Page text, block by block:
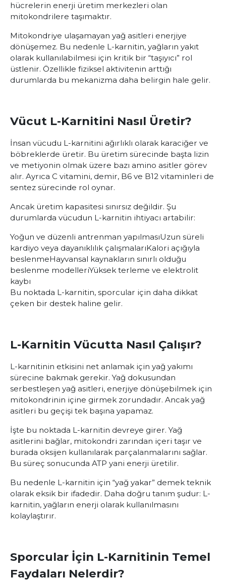
hücrelerin enerji üretim merkezleri olan
mitokondrilere taşımaktır.
Mitokondriye ulaşamayan yağ asitleri enerjiye
dönüşemez. Bu nedenle L-karnitin, yağların yakıt
olarak kullanılabilmesi için kritik bir “taşıyıcı” rol
üstlenir. Özellikle fiziksel aktivitenin arttığı
durumlarda bu mekanizma daha belirgin hale gelir.
Vücut L-Karnitini Nasıl Üretir?
İnsan vücudu L-karnitini ağırlıklı olarak karaciğer ve
böbreklerde üretir. Bu üretim sürecinde başta lizin
ve metiyonin olmak üzere bazı amino asitler görev
alır. Ayrıca C vitamini, demir, B6 ve B12 vitaminleri de
sentez sürecinde rol oynar.
Ancak üretim kapasitesi sınırsız değildir. Şu
durumlarda vücudun L-karnitin ihtiyacı artabilir:
Yoğun ve düzenli antrenman yapılmasıUzun süreli
kardiyo veya dayanıklılık çalışmalarıKalori açığıyla
beslenmeHayvansal kaynakların sınırlı olduğu
beslenme modelleriYüksek terleme ve elektrolit
kaybı
Bu noktada L-karnitin, sporcular için daha dikkat
çeken bir destek haline gelir.
L-Karnitin Vücutta Nasıl Çalışır?
L-karnitinin etkisini net anlamak için yağ yakımı
sürecine bakmak gerekir. Yağ dokusundan
serbestleşen yağ asitleri, enerjiye dönüşebilmek için
mitokondrinin içine girmek zorundadır. Ancak yağ
asitleri bu geçişi tek başına yapamaz.
İşte bu noktada L-karnitin devreye girer. Yağ
asitlerini bağlar, mitokondri zarından içeri taşır ve
burada oksijen kullanılarak parçalanmalarını sağlar.
Bu süreç sonucunda ATP yani enerji üretilir.
Bu nedenle L-karnitin için “yağ yakar” demek teknik
olarak eksik bir ifadedir. Daha doğru tanım şudur: L-
karnitin, yağların enerji olarak kullanılmasını
kolaylaştırır.
Sporcular İçin L-Karnitinin Temel
Faydaları Nelerdir?